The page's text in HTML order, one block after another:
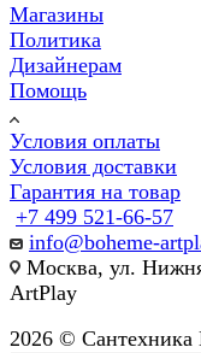
Магазины
Политика
Дизайнерам
Помощь
Условия оплаты
Условия доставки
Гарантия на товар
+7 499 521-66-57
info@boheme-
Москва, ул.
ArtPlay
2026 © Сантехника